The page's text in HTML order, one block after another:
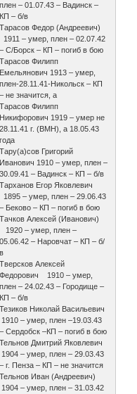
плен – 01.07.43 – Вадинск –
КП – б/в
Тарасов Федор (Андреевич)
1911 – умер, плен – 02.07.42
– С/Борск – КП – погиб в бою
Тарасов Филипп
Емельянович 1913 – умер,
плен-28.11.41-Никольск – КП
– не значится, а
Тарасов Филипп
Никифорович 1919 – умер не
28.11.41 г. (ВМН), а 18.05.43
года
Тару(а)сов Григорий
Иванович 1910 – умер, плен –
30.09.41 – Вадинск – КП – б/в
Тарханов Егор Яковлевич
1895 – умер, плен – 29.06.43
– Беково – КП – погиб в бою
Тачков Алексей (Иванович)
1920 – умер, плен –
05.06.42 – Наровчат – КП – б/
в
Тверсков Алексей
Федорович 1910 – умер,
плен – 24.02.43 – Городище –
КП – б/в
Тезиков Николай Васильевич
1910 – умер, плен –19.03.43
– Сердобск –КП – погиб в бою
Тельнов Дмитрий Яковлевич
1904 – умер, плен – 29.03.43
– г. Пенза – КП – не значится
Тельнов Иван (Андреевич)
1904 – умер, плен – 31.03.42